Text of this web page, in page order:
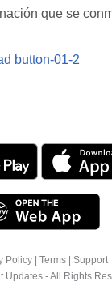
que se
Policy Terms
Support
Updates - All Rights